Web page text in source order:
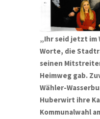
„Ihr seid jetzt im
Worte, die
seinen
Heimweg gab.
Wähler-
Huberwirt ihre
Kommunalwahl